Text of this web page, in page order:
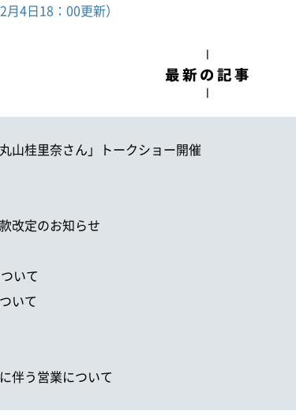
4日18：00更新）
山桂里奈さん」トークショー開催
改定のお知らせ
いて
いて
伴う営業について